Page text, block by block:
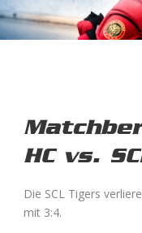
HC vs.
Die SCL Tigers
mit 3:4.